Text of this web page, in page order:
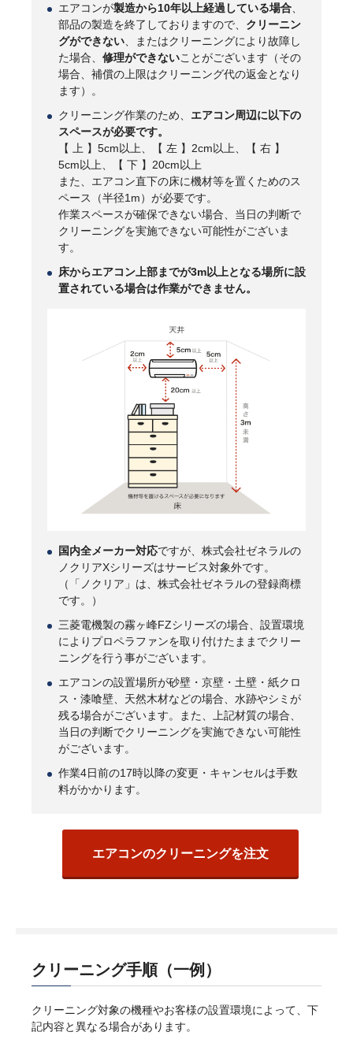
エアコンが製造から10年以上経過している場合、
部品の製造を終了しておりますので、 クリーニン
グができない、またはクリーニングにより故障し
た場合、 修理ができないことがございます（その
場合、補償の上限はクリーニング代の返金となり
ます）。
クリーニング作業のため、 エアコン周辺に以下の
スペースが必要です。
【 上 】5cm以上、【 左 】2cm以上、【 右 】
5cm以上、【 下 】20cm以上
また、エアコン直下の床に機材等を置くためのス
ペース（半径1m）が必要です。
作業スペースが確保できない場合、当日の判断で
クリーニングを実施できない可能性がございま
す。
床からエアコン上部までが3m以上となる場所に設
置されている場合は作業ができません。
国内全メーカー対応ですが、株式会社ゼネラルの
ノクリアXシリーズはサービス対象外です。
（「ノクリア」は、株式会社ゼネラルの登録商標
です。）
三菱電機製の霧ヶ峰FZシリーズの場合、設置環境
によりプロペラファンを取り付けたままでクリー
ニングを行う事がございます。
エアコンの設置場所が砂壁・京壁・土壁・紙クロ
ス・漆喰壁、天然木材などの場合、水跡やシミが
残る場合がございます。また、上記材質の場合、
当日の判断でクリーニングを実施できない可能性
がございます。
作業4日前の17時以降の変更・キャンセルは手数
料がかかります。
エアコンのクリーニングを注文
クリーニング手順（一例）
クリーニング対象の機種やお客様の設置環境によって、下
記内容と異なる場合があります。